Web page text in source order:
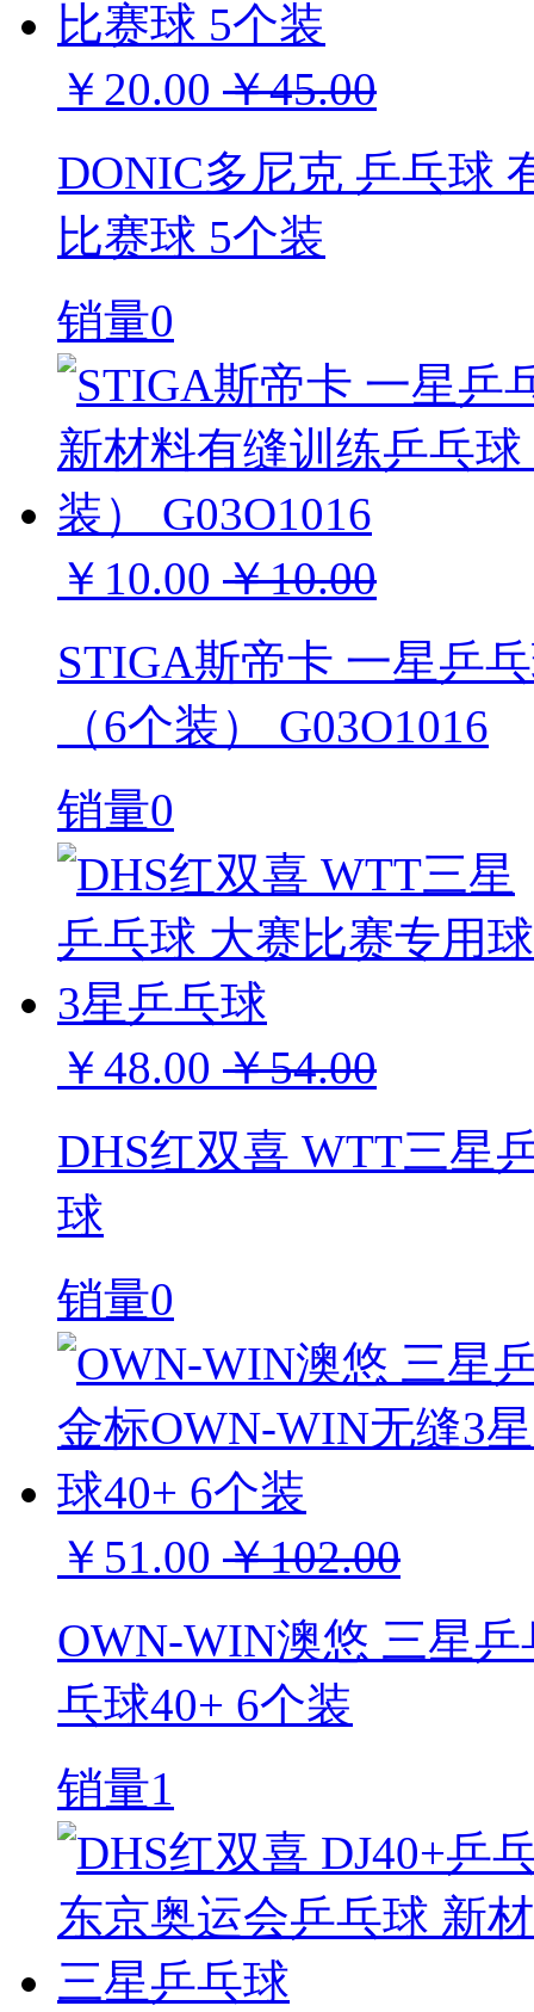
￥20.00 ￥45.00
DONIC多尼克 乒乓球
比赛球 5个装
销量0
￥10.00 ￥10.00
STIGA斯帝卡 一星乒
（6个装） G03O1016
销量0
￥48.00 ￥54.00
DHS红双喜 WTT三星
球
销量0
￥51.00 ￥102.00
OWN-WIN澳悠 三星
乓球40+ 6个装
销量1